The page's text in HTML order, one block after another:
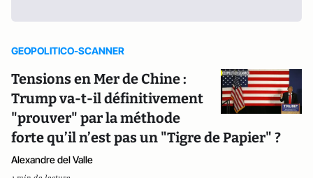
GEOPOLITICO-SCANNER
Tensions en Mer de Chine :
Trump va-t-il définitivement
"prouver" par la méthode
forte qu’il n’est pas un "Tigre de Papier" ?
Alexandre del Valle